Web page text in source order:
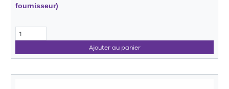
fournisseur)
Ajouter au panier